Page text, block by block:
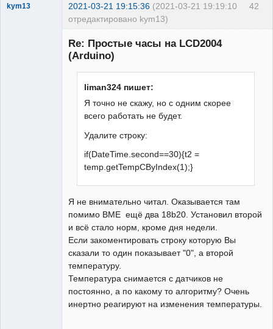
42
kym13 2021-03-21 19:15:36 (2021-03-21 19:19:10
отредактировано kym13)
Re: Простые часы на LCD2004
(Arduino)
liman324 пишет:
Я точно не скажу, но с одним скорее
всего работать не будет.
Удалите строку:
if(DateTime.second==30){t2 =
temp.getTempCByIndex(1);}
Я не внимательно читал. Оказывается там
помимо ВМЕ ещё два 18b20. Установил второй
и всё стало норм, кроме дня недели.
Если закоментировать строку которую Вы
сказали то один показывает "0", а второй
температуру.
Температура снимается с датчиков не
постоянно, а по какому то алгоритму? Очень
инертно реагируют на изменения температуры.